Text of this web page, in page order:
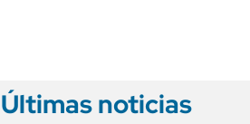
Últimas noticias